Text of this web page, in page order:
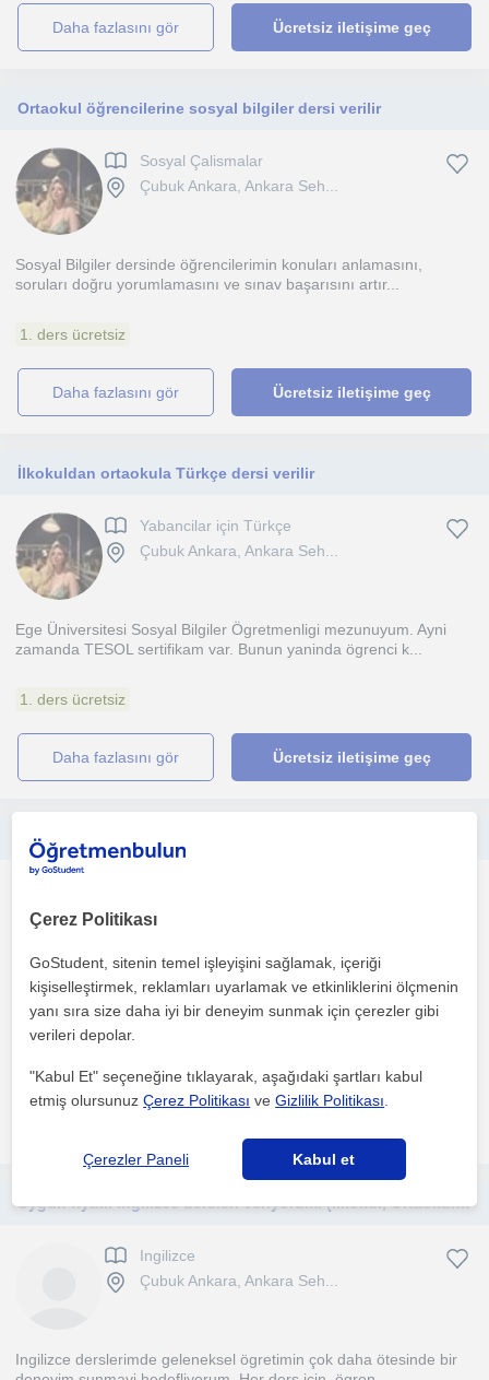
daha fazlasını gör Ücretsiz iletişime geç
Ortaokul öğrencilerine sosyal bilgiler dersi verilir
Sosyal Çalismalar
Çubuk Ankara, Ankara Seh...
Sosyal Bilgiler dersinde öğrencilerimin konuları anlamasını,
soruları doğru yorumlamasını ve sınav başarısını artır...
1. ders ücretsiz
daha fazlasını gör Ücretsiz iletişime geç
İlkokuldan ortaokula Türkçe dersi verilir
Yabancilar için Türkçe
Çubuk Ankara, Ankara Seh...
Ege Üniversitesi Sosyal Bilgiler Ögretmenligi mezunuyum. Ayni
zamanda TESOL sertifikam var. Bunun yaninda ögrenci k...
1. ders ücretsiz
daha fazlasını gör Ücretsiz iletişime geç
İlkokuldan ortaokula İngilizce dersi verilir
Çubuk Ankara, Ankara Seh...
Merhaba, TESOL sertifikalı bir İngilizce öğretmeniyim.
Öğrencilerimin konuşma, dil bilgisi ve özgüven becerilerini ...
Uygun fiyatlı İngilizce dersleri veriyorum. (İlkokul, Ortaokul ve lise seviyesinde)
Ingilizce
Çubuk Ankara, Ankara Seh...
Ingilizce derslerimde geleneksel ögretimin çok daha ötesinde bir
Çerez Politikası
GoStudent, sitenin temel işleyişini sağlamak, içeriği
kişiselleştirmek, reklamları uyarlamak ve etkinliklerini ölçmenin
yanı sıra size daha iyi bir deneyim sunmak için çerezler gibi
verileri depolar.
"Kabul Et" seçeneğine tıklayarak, aşağıdaki şartları kabul
etmiş olursunuzÇerez Politikası veGizlilik Politikası
Çerezler Paneli Kabul et